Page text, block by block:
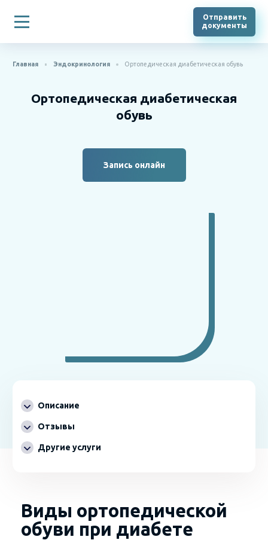
Отправить
документы
Главная Эндокринология Ортопедическая диабетическая обувь
Ортопедическая диабетическая
обувь
Запись онлайн
Описание
Отзывы
Другие услуги
Виды ортопедической
обуви при диабете